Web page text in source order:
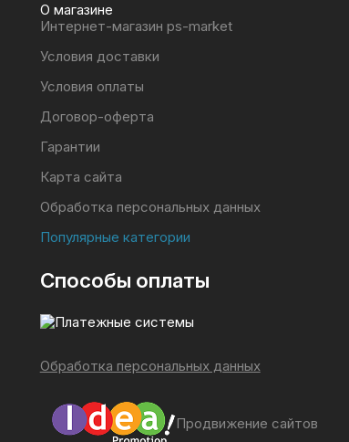
О магазине
Интернет-магазин ps-market
Условия доставки
Условия оплаты
Договор-оферта
Гарантии
Карта сайта
Обработка персональных данных
Популярные категории
Способы оплаты
Обработка персональных данных
Продвижение сайтов